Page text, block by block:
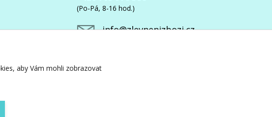
(Po-Pá, 8-16 hod.)
info@zlevnenizbozi.cz
aby Vám mohli zobrazovat